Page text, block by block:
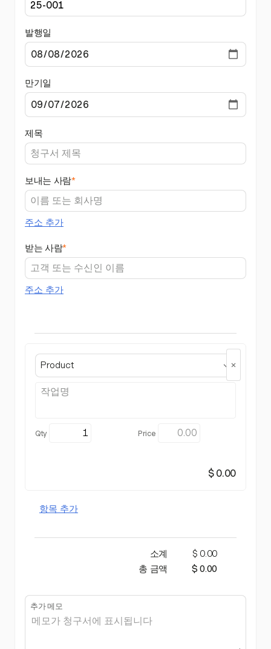
발행일
만기일
제목
보내는 사람*
주소 추가
받는 사람*
주소 추가
Product
$ 0.00
항목 추가
소계
$ 0.00
총 금액
$ 0.00
추가 메모